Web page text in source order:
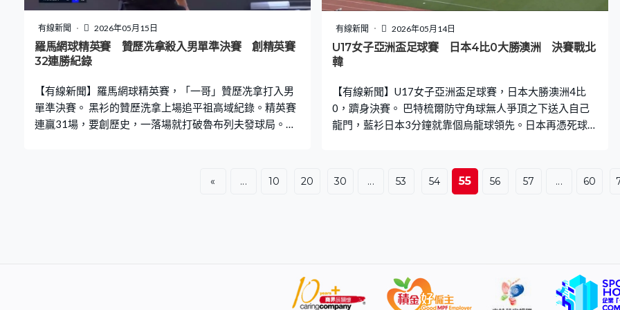
有線新聞 2026年05月15日
羅馬網球精英賽 贊歷冼拿殺入男單準決賽 創精英賽
32連勝紀錄
【有線新聞】羅馬網球精英賽，「一哥」贊歷冼拿打入男
單準決賽。 黑衫的贊歷洗拿上場追平祖高域紀錄。精英賽
連贏31場，要創歷史，一落場就打破魯布列夫發球局。首
有線新聞 2026年05月14日
U17女子亞洲盃足球賽 日本4比0大勝澳洲 決賽戰北
韓
【有線新聞】U17女子亞洲盃足球賽，日本大勝澳洲4比
0，躋身決賽。 巴特梳爾防守角球無人爭頂之下送入自己
龍門，藍衫日本3分鐘就靠個烏龍球領先。日本再憑死球攻
全勝，入21球、0失球，八強就小勝南韓1比0，大田有棲
74分鐘，送上精彩遠射，淨勝4球。日本要第5次奪冠，最
« ... 10 20 30 ... 53 54 55 56 57 ... 60